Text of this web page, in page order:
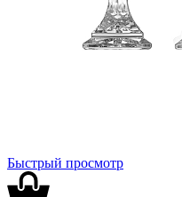
Быстрый просмотр